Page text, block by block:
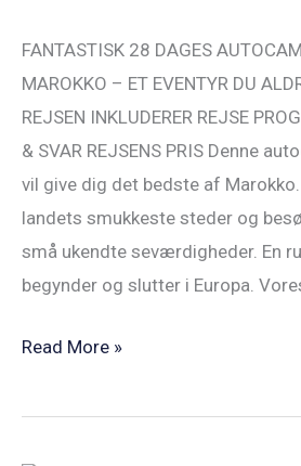
FANTASTISK 28 DAGES
MAROKKO – ET EVENTYR DU
REJSEN INKLUDERER REJSE
& SVAR REJSENS PRIS Denne
vil give dig det bedste af
landets smukkeste steder og
små ukendte seværdigheder. En
begynder og slutter i Europa.
Rundrejse
14FEB24
Read More »